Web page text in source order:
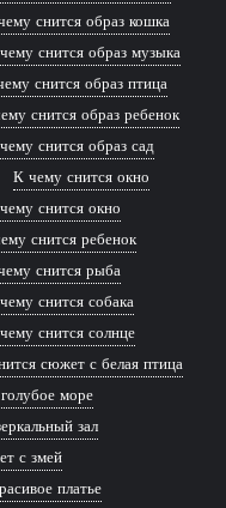
снится образ кошка
снится образ музыка
снится образ птица
снится образ ребенок
снится образ сад
К чему снится окно
снится окно
снится ребенок
снится рыба
снится собака
снится солнце
сюжет с белая птица
море
зал
с змей
платье